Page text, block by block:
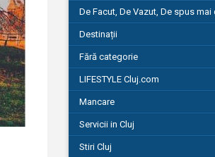
De Facut, De Vazut, De spus
Destinații
Fără categorie
LIFESTYLE Cluj.com
Mancare
Servicii in Cluj
Stiri Cluj